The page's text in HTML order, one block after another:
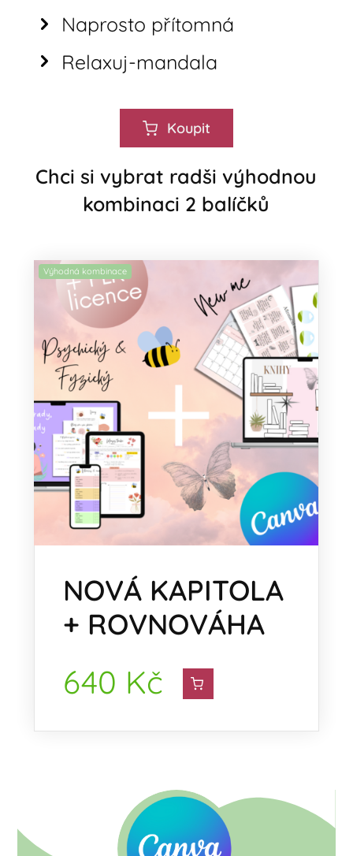
Naprosto přítomná
Relaxuj-mandala
Koupit
Chci si vybrat radši výhodnou
kombinaci 2 balíčků
Výhodná kombinace
NOVÁ KAPITOLA
+ ROVNOVÁHA
640 Kč